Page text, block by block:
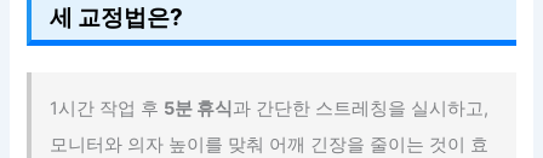
세 교정법은?
1시간 작업 후 5분 휴식과 간단한 스트레칭을 실시하고,
모니터와 의자 높이를 맞춰 어깨 긴장을 줄이는 것이 효